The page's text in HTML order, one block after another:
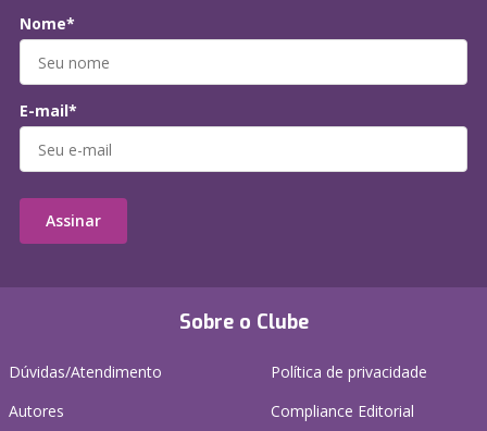
Sobre o Clube
Dúvidas/Atendimento
Autores
Política de privacidade
Compliance Editorial
Nome*
E-mail*
Assinar